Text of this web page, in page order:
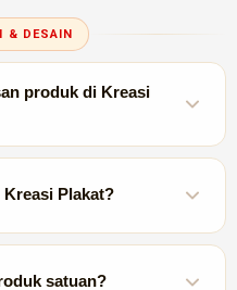
& DESAIN
produk di Kreasi
DM Instagram,
Anda, kirimkan desain (jika
Kreasi Plakat?
produk, material, ukuran,
satuan?